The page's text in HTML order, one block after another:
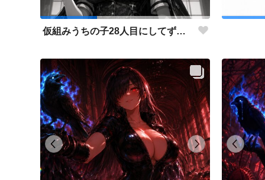
仮組みうちの子28人目にしてずっと作りたかった仕事人ポジション。